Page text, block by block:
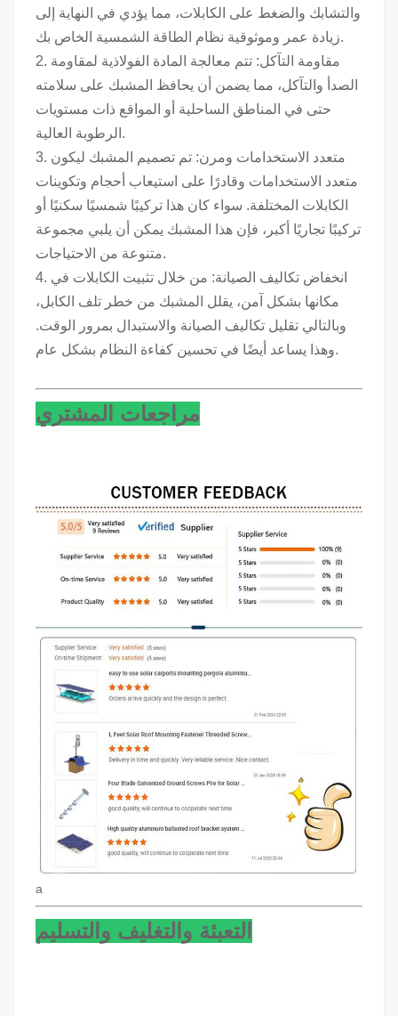
والتشابك والضغط على الكابلات، مما يؤدي في النهاية إلى
زيادة عمر وموثوقية نظام الطاقة الشمسية الخاص بك.
2. مقاومة التآكل: تتم معالجة المادة الفولاذية لمقاومة
الصدأ والتآكل، مما يضمن أن يحافظ المشبك على سلامته
حتى في المناطق الساحلية أو المواقع ذات مستويات
الرطوبة العالية.
3. متعدد الاستخدامات ومرن: تم تصميم المشبك ليكون
متعدد الاستخدامات وقادرًا على استيعاب أحجام وتكوينات
الكابلات المختلفة. سواء كان هذا تركيبًا شمسيًا سكنيًا أو
تركيبًا تجاريًا أكبر، فإن هذا المشبك يمكن أن يلبي مجموعة
متنوعة من الاحتياجات.
4. انخفاض تكاليف الصيانة: من خلال تثبيت الكابلات في
مكانها بشكل آمن، يقلل المشبك من خطر تلف الكابل،
وبالتالي تقليل تكاليف الصيانة والاستبدال بمرور الوقت.
وهذا يساعد أيضًا في تحسين كفاءة النظام بشكل عام.
مراجعات المشتري
a
التعبئة والتغليف والتسليم